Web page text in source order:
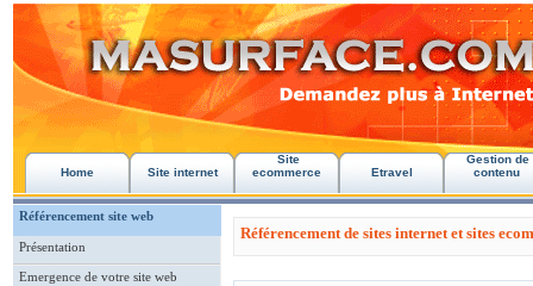
Home Site internet
Site
ecommerce
Etravel
Gestion de
contenu
Référencement site web
Présentation
Emergence de votre site web
Référencement de sites internet et sites